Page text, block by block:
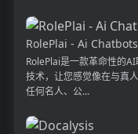
RolePlai - Ai Chatbots
RolePlai是一款革命性的
技术，让您感觉像在与真
任何名人、公...